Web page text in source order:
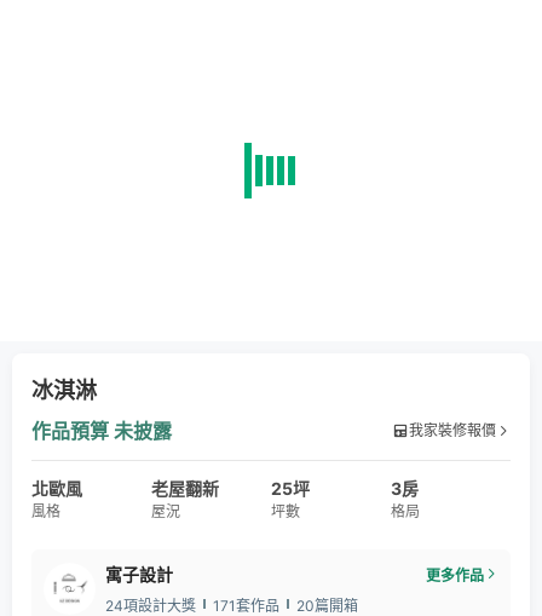
冰淇淋
作品預算 未披露 我家裝修報價
北歐風
風格
老屋翻新
屋況
25坪
坪數
3房
格局
寓子設計
更多作品
24項設計大獎
171套作品 20篇開箱